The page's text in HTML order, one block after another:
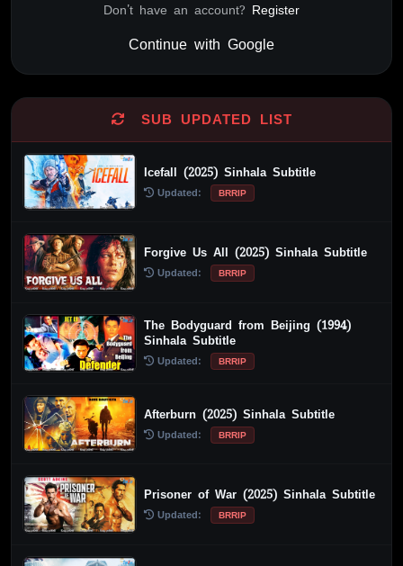
Don't have an account? Register
Continue with Google
SUB UPDATED LIST
Icefall (2025) Sinhala Subtitle
Updated: BRRIP
Forgive Us All (2025) Sinhala Subtitle
Updated: BRRIP
The Bodyguard from Beijing (1994)
Sinhala Subtitle
Updated: BRRIP
Afterburn (2025) Sinhala Subtitle
Updated: BRRIP
Prisoner of War (2025) Sinhala Subtitle
Updated: BRRIP